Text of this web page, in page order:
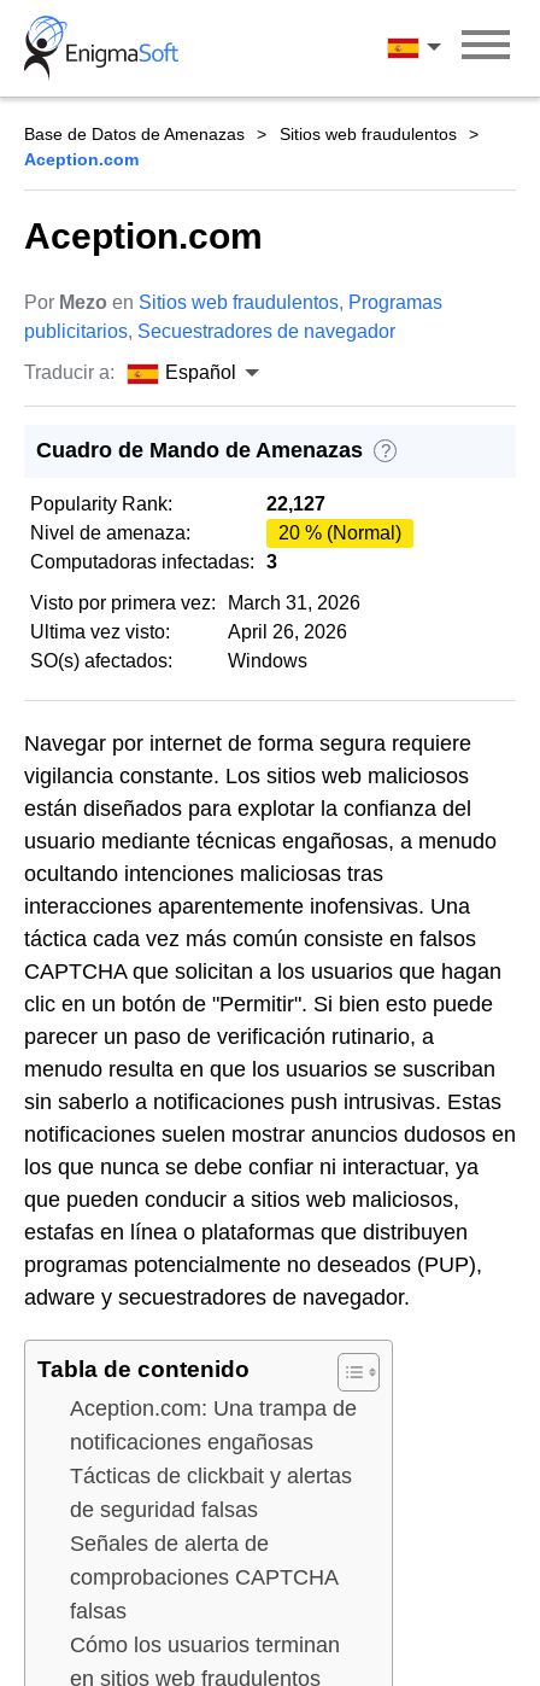
Skip
content
Español
Base de Datos de Amenazas
Sitios web fraudulentos
Aception.com
Aception.com
Por Mezo en Sitios web fraudulentos, Programas
publicitarios, Secuestradores de navegador
Traducir a:
Español
Cuadro de Mando de Amenazas ?
Popularity Rank:
22,127
Nivel de amenaza:
20 % (Normal)
Computadoras infectadas:
3
Visto por primera vez:
March 31, 2026
Ultima vez visto:
April 26, 2026
SO(s) afectados:
Windows
Navegar por internet de forma segura requiere
vigilancia constante. Los sitios web maliciosos
están diseñados para explotar la confianza del
usuario mediante técnicas engañosas, a menudo
ocultando intenciones maliciosas tras
interacciones aparentemente inofensivas. Una
táctica cada vez más común consiste en falsos
CAPTCHA que solicitan a los usuarios que hagan
clic en un botón de "Permitir". Si bien esto puede
parecer un paso de verificación rutinario, a
menudo resulta en que los usuarios se suscriban
sin saberlo a notificaciones push intrusivas. Estas
notificaciones suelen mostrar anuncios dudosos en
los que nunca se debe confiar ni interactuar, ya
que pueden conducir a sitios web maliciosos,
estafas en línea o plataformas que distribuyen
programas potencialmente no deseados (PUP),
adware y secuestradores de navegador.
Tabla de contenido
Aception.com: Una trampa de
notificaciones engañosas
Tácticas de clickbait y alertas
de seguridad falsas
Señales de alerta de
comprobaciones CAPTCHA
falsas
Cómo los usuarios terminan
en sitios web fraudulentos